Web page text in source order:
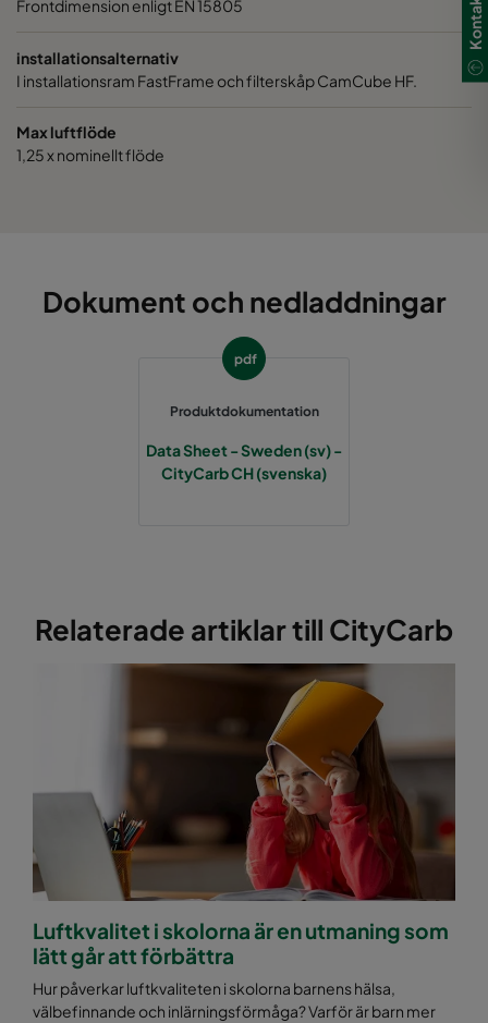
Frontdimension enligt EN 15805
installationsalternativ
I installationsram FastFrame och filterskåp CamCube HF.
Max luftflöde
1,25 x nominellt flöde
Dokument och nedladdningar
pdf
Produktdokumentation
Data Sheet - Sweden (sv) -
CityCarb CH (svenska)
Relaterade artiklar till CityCarb
Luftkvalitet i skolorna är en utmaning som
lätt går att förbättra
Hur påverkar luftkvaliteten i skolorna barnens hälsa,
välbefinnande och inlärningsförmåga? Varför är barn mer